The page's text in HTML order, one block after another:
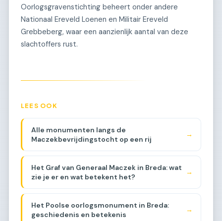
Oorlogsgravenstichting beheert onder andere
Nationaal Ereveld Loenen en Militair Ereveld
Grebbeberg, waar een aanzienlijk aantal van deze
slachtoffers rust.
LEES OOK
Alle monumenten langs de
Maczekbevrijdingstocht op een rij
→
Het Graf van Generaal Maczek in Breda: wat
zie je er en wat betekent het?
→
Het Poolse oorlogsmonument in Breda:
geschiedenis en betekenis
→